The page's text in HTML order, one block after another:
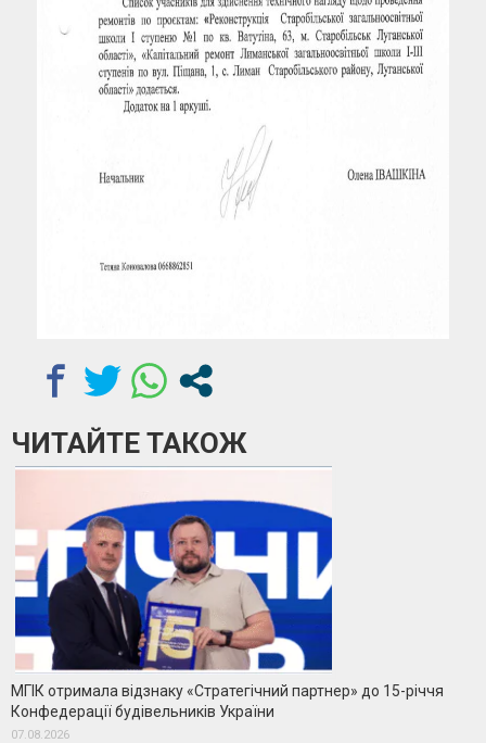
ЧИТАЙТЕ ТАКОЖ
МГІК отримала відзнаку «Стратегічний партнер» до 15-річчя
Конфедерації будівельників України
07.08.2026